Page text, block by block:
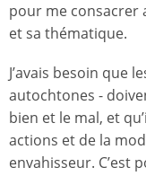
pour me consacrer
et sa thématique.
J’avais besoin que
autochtones -
bien et le mal, et
actions et de la
envahisseur. C’est